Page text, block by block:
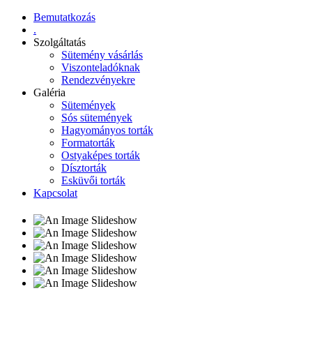
Bemutatkozás
.
Szolgáltatás
Sütemény vásárlás
Viszonteladóknak
Rendezvényekre
Galéria
Sütemények
Sós sütemények
Hagyományos torták
Formatorták
Ostyaképes torták
Dísztorták
Esküvői torták
Kapcsolat